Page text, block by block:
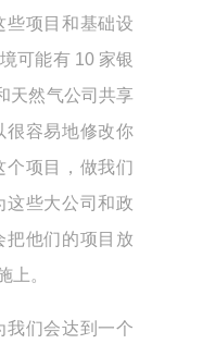
些项目和基础设
可能有 10 家银
天然气公司共享
很容易地修改你
个项目，做我们
这些大公司和政
把他们的项目放
上。
我们会达到一个